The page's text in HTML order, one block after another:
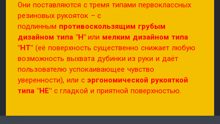
Они поставляются с тремя типами первоклассных
резиновых рукояток – с
подлинным противоскользящим грубым
дизайном типа "H"или мелким дизайном типа
"HT" (её поверхность существенно снижает любую
возможность выхвата дубинки из руки и даёт
пользователю успокаивающее чувство
уверенности), или с эргономической рукояткой
типа "HE"с гладкой и приятной поверхностью.